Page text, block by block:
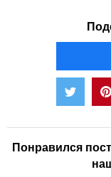
Понравился